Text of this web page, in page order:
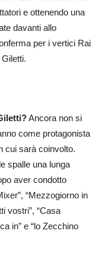
e ottenendo una
davanti allo
per i vertici Rai
Ancora non si
come protagonista
cui sarà coinvolto.
spalle una lunga
aver condotto
“Mezzogiorno in
vostri”, “Casa
in” e “lo Zecchino